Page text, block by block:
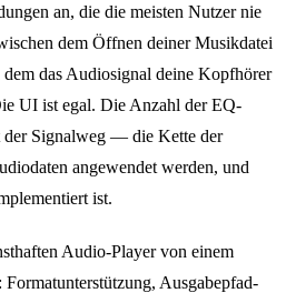
an, die die meisten Nutzer nie
dem Öffnen deiner Musikdatei
das Audiosignal deine Kopfhörer
UI ist egal. Die Anzahl der EQ-
der Signalweg — die Kette der
angewendet werden, und
ist.
Audio-Player von einem
Ausgabepfad-